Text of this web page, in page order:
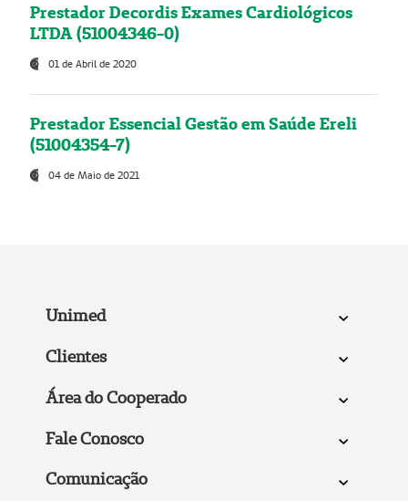
Prestador Decordis Exames Cardiológicos
LTDA (51004346-0)
01 de Abril de 2020
Prestador Essencial Gestão em Saúde Ereli
(51004354-7)
04 de Maio de 2021
Unimed
Clientes
Área do Cooperado
Fale Conosco
Comunicação